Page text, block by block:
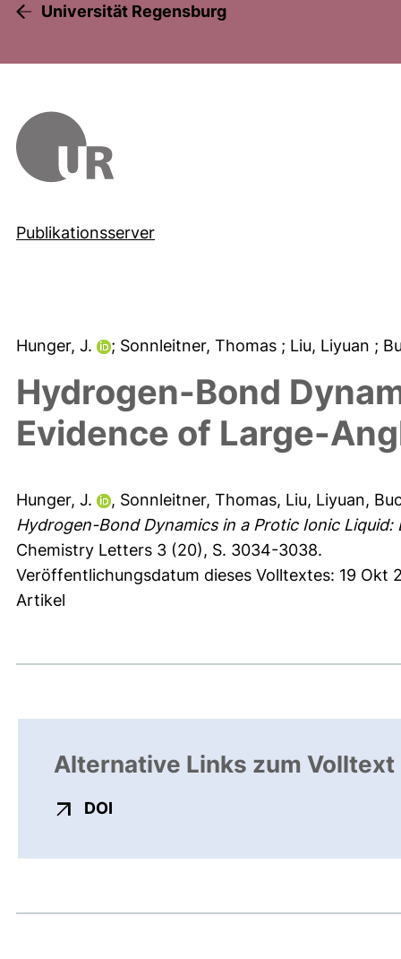
Universität Regensburg
Publikationsserver
Hunger, J. ; Sonnleitner, Thomas ; Liu, Liyuan ;
Hydrogen-Bond
Evidence of Large-
Hunger, J. , Sonnleitner, Thomas, Liu, Liyuan,
Hydrogen-Bond Dynamics in a Protic Ionic
Chemistry Letters 3 (20), S. 3034-3038.
Veröffentlichungsdatum dieses Volltextes: 19 Okt
Artikel
Alternative Links zum Volltext
DOI